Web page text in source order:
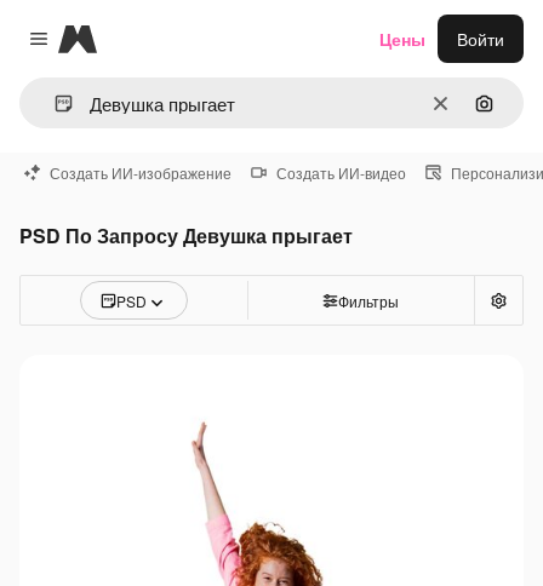
Close menu
Magnific
ОчиститьПоиск
Цены Войти
Создать ИИ-изображение Создать ИИ-видео
PSD По Запросу Девушка прыгает
PSD Фильтры